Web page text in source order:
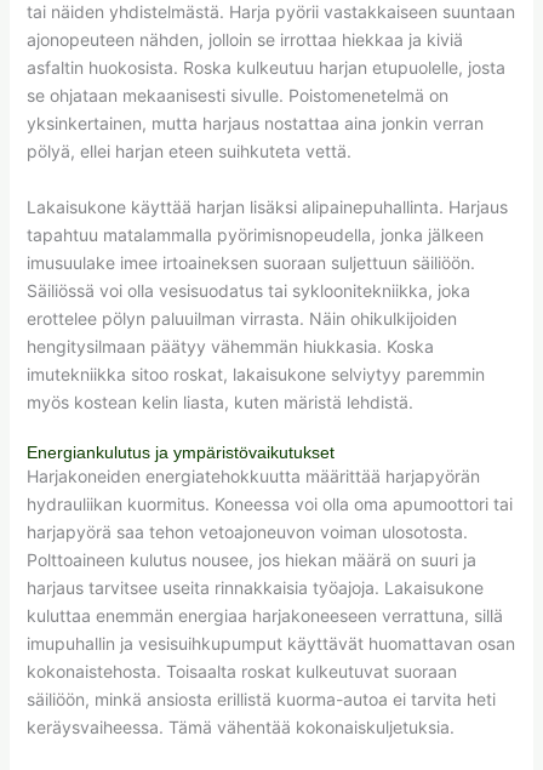
tai näiden yhdistelmästä. Harja pyörii vastakkaiseen suuntaan
ajonopeuteen nähden, jolloin se irrottaa hiekkaa ja kiviä
asfaltin huokosista. Roska kulkeutuu harjan etupuolelle, josta
se ohjataan mekaanisesti sivulle. Poistomenetelmä on
yksinkertainen, mutta harjaus nostattaa aina jonkin verran
pölyä, ellei harjan eteen suihkuteta vettä.
Lakaisukone käyttää harjan lisäksi alipainepuhallinta. Harjaus
tapahtuu matalammalla pyörimisnopeudella, jonka jälkeen
imusuulake imee irtoaineksen suoraan suljettuun säiliöön.
Säiliössä voi olla vesisuodatus tai sykloonitekniikka, joka
erottelee pölyn paluuilman virrasta. Näin ohikulkijoiden
hengitysilmaan päätyy vähemmän hiukkasia. Koska
imutekniikka sitoo roskat, lakaisukone selviytyy paremmin
myös kostean kelin liasta, kuten märistä lehdistä.
Energiankulutus ja ympäristövaikutukset
Harjakoneiden energiatehokkuutta määrittää harjapyörän
hydrauliikan kuormitus. Koneessa voi olla oma apumoottori tai
harjapyörä saa tehon vetoajoneuvon voiman ulosotosta.
Polttoaineen kulutus nousee, jos hiekan määrä on suuri ja
harjaus tarvitsee useita rinnakkaisia työajoja. Lakaisukone
kuluttaa enemmän energiaa harjakoneeseen verrattuna, sillä
imupuhallin ja vesisuihkupumput käyttävät huomattavan osan
kokonaistehosta. Toisaalta roskat kulkeutuvat suoraan
säiliöön, minkä ansiosta erillistä kuorma-autoa ei tarvita heti
keräysvaiheessa. Tämä vähentää kokonaiskuljetuksia.